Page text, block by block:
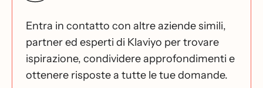
Entra in contatto con altre aziende simili,
partner ed esperti di Klaviyo per trovare
ispirazione, condividere approfondimenti e
ottenere risposte a tutte le tue domande.